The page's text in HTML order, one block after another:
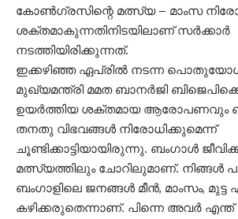
കോൺഗ്രസിന്റെ മത്സ്യ – മാംസ
ശക്തമാകുന്നതിനിടയിലാണ് സർക്കാർ
നടത്തിയിരിക്കുന്നത്.
ഇക്കഴിഞ്ഞ ഏപ്രിൽ നടന്ന
മുഖ്യമന്ത്രി മമത ബാനർജി
ഉയർത്തിയ ശക്തമായ ആരോപണവും
തനതു വിഭവങ്ങൾ നിരോധിക്കുമെന്ന്
ചൂണ്ടിക്കാട്ടിയായിരുന്നു. ബംഗാൾ
മത്സ്യത്തിലും ചോറിലുമാണ്. നിങ്ങൾ
ബംഗാളിലെ ജനങ്ങൾ മീൻ, മാംസം, മുട്ട
കഴിക്കരുതെന്നാണ്. പിന്നെ അവർ എന്ത്